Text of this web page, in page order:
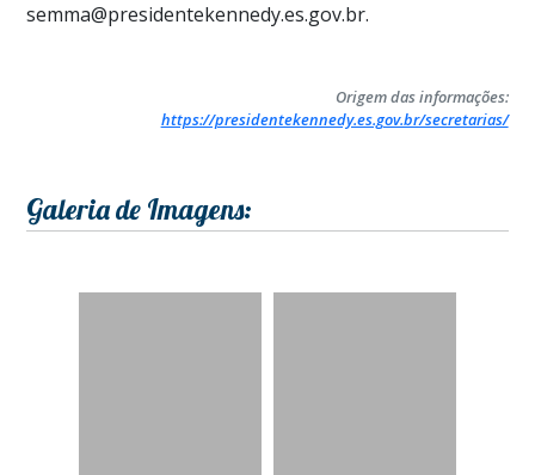
semma@presidentekennedy.es.gov.br.
Origem das informações:
https://presidentekennedy.es.gov.br/secretarias/
Galeria de Imagens: